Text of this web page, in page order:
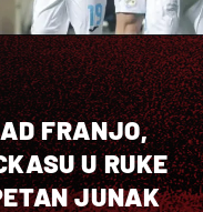
FRANJO,
U RUKE
JUNAK